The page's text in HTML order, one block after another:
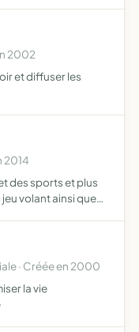
2002
et diffuser les
2014
des sports et plus
volant ainsi que
· Créée en 2000
la vie